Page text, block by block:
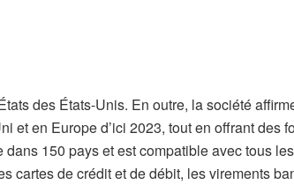
des États-Unis. En outre, la société
et en Europe d’ici 2023, tout en offrant des
150 pays et est compatible avec tous les
cartes de crédit et de débit, les virements